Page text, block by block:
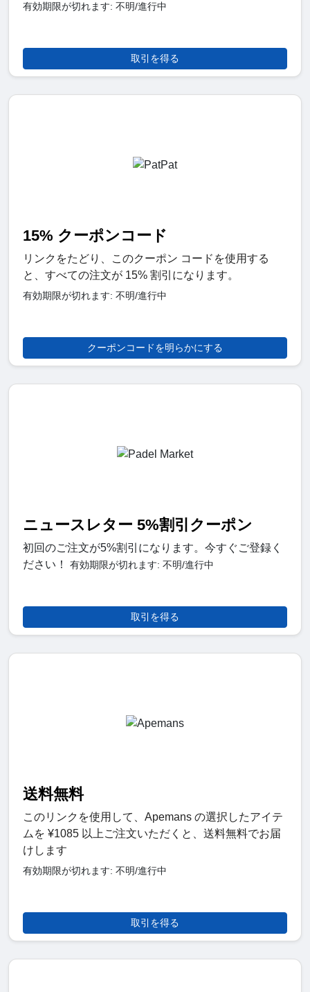
有効期限が切れます: 不明/進行中
取引を得る
15% クーポンコード
リンクをたどり、このクーポン コードを使用する
と、すべての注文が 15% 割引になります。
有効期限が切れます: 不明/進行中
クーポンコードを明らかにする
ニュースレター 5%割引クーポン
初回のご注文が5%割引になります。今すぐご登録く
ださい！ 有効期限が切れます: 不明/進行中
取引を得る
送料無料
このリンクを使用して、Apemans の選択したアイテ
ムを ¥1085 以上ご注文いただくと、送料無料でお届
けします
有効期限が切れます: 不明/進行中
取引を得る